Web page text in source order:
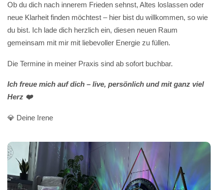
Ob du dich nach innerem Frieden sehnst, Altes loslassen oder
neue Klarheit finden möchtest – hier bist du willkommen, so wie
du bist. Ich lade dich herzlich ein, diesen neuen Raum
gemeinsam mit mir mit liebevoller Energie zu füllen.
Die Termine in meiner Praxis sind ab sofort buchbar.
Ich freue mich auf dich – live, persönlich und mit ganz viel
Herz ❤️
💎 Deine Irene